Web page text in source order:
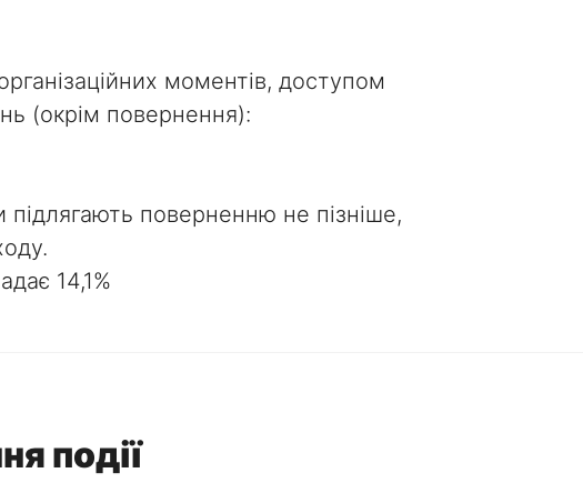
моментів, доступом
(окрім повернення):
підлягають поверненню не пізніше,
14,1%
події